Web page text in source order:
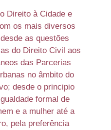
Direito à Cidade e
os mais diversos
as questões
do Direito Civil aos
das Parcerias
no âmbito do
desde o principio
formal de
e a mulher até a
pela preferência